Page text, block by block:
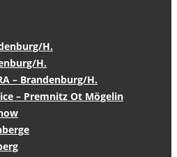
H.
H.
– Brandenburg/H.
– Premnitz Ot Mögelin